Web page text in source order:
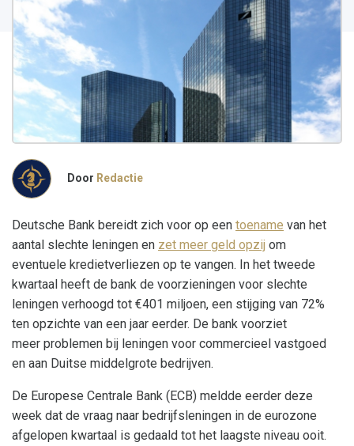
Door Redactie
Deutsche Bank bereidt zich voor op een toename van het
aantal slechte leningen en zet meer geld opzij om
eventuele kredietverliezen op te vangen. In het tweede
kwartaal heeft de bank de voorzieningen voor slechte
leningen verhoogd tot €401 miljoen, een stijging van 72%
ten opzichte van een jaar eerder. De bank voorziet
meer problemen bij leningen voor commercieel vastgoed
en aan Duitse middelgrote bedrijven.
De Europese Centrale Bank (ECB) meldde eerder deze
week dat de vraag naar bedrijfsleningen in de eurozone
afgelopen kwartaal is gedaald tot het laagste niveau ooit.